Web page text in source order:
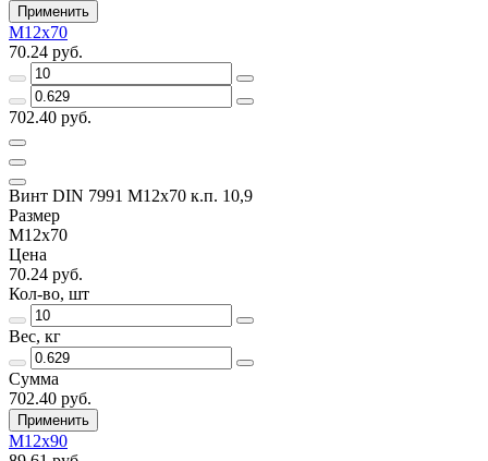
Применить
M12х70
70.24 руб.
702.40 руб.
Винт DIN 7991 M12х70 к.п. 10,9
Размер
M12х70
Цена
70.24 руб.
Кол-во, шт
Вес, кг
Сумма
702.40 руб.
Применить
M12х90